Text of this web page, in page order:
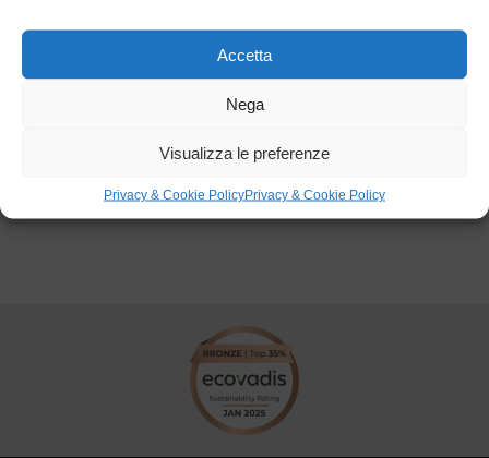
Accetta
Nega
Visualizza le preferenze
Privacy & Cookie PolicyPrivacy & Cookie Policy
Consegna:2020
Volpiano (TO)
Edilizia Civile
Torna ai progetti